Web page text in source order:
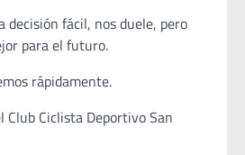
decisión fácil, nos duele, pero
para el futuro.
rápidamente.
Club Ciclista Deportivo San